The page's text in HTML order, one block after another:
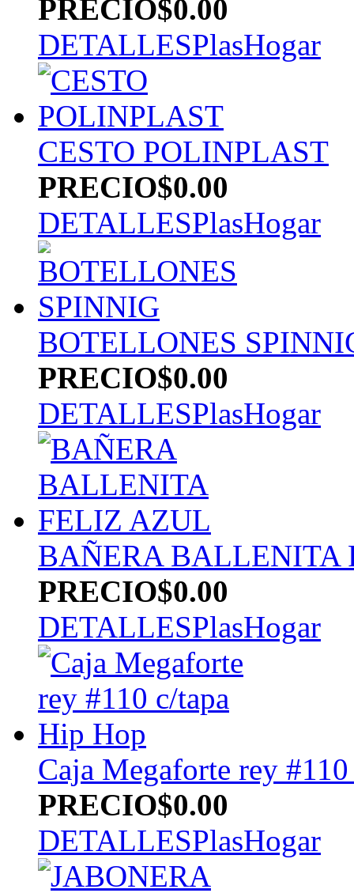
PRECIO$0.00
DETALLESPlasHogar
CESTO POLINPLAST
PRECIO$0.00
DETALLESPlasHogar
BOTELLONES
PRECIO$0.00
DETALLESPlasHogar
BAÑERA BALLENITA
PRECIO$0.00
DETALLESPlasHogar
Caja Megaforte rey
PRECIO$0.00
DETALLESPlasHogar